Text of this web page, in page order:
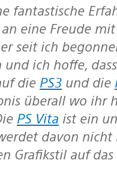
eine Freude
seit ich
ich hoffe,
die PS3 und die
überall wo ihr
PS Vita ist ein
davon nicht
Grafikstil auf das